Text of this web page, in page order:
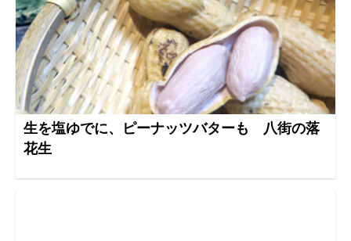
生を塩ゆでに、ピーナッツバターも 八街の落
花生